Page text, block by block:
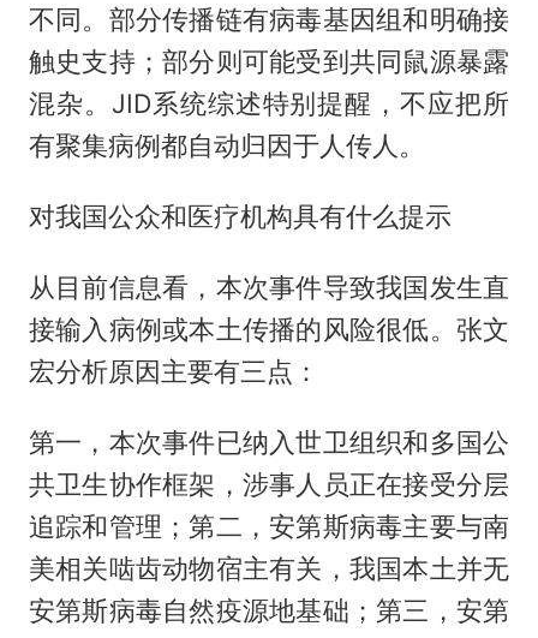
不同。部分传播链有病毒基因组和明确接
触史支持；部分则可能受到共同鼠源暴露
混杂。JID系统综述特别提醒，不应把所
有聚集病例都自动归因于人传人。
对我国公众和医疗机构具有什么提示
从目前信息看，本次事件导致我国发生直
接输入病例或本土传播的风险很低。张文
宏分析原因主要有三点：
第一，本次事件已纳入世卫组织和多国公
共卫生协作框架，涉事人员正在接受分层
追踪和管理；第二，安第斯病毒主要与南
美相关啮齿动物宿主有关，我国本土并无
安第斯病毒自然疫源地基础；第三，安第